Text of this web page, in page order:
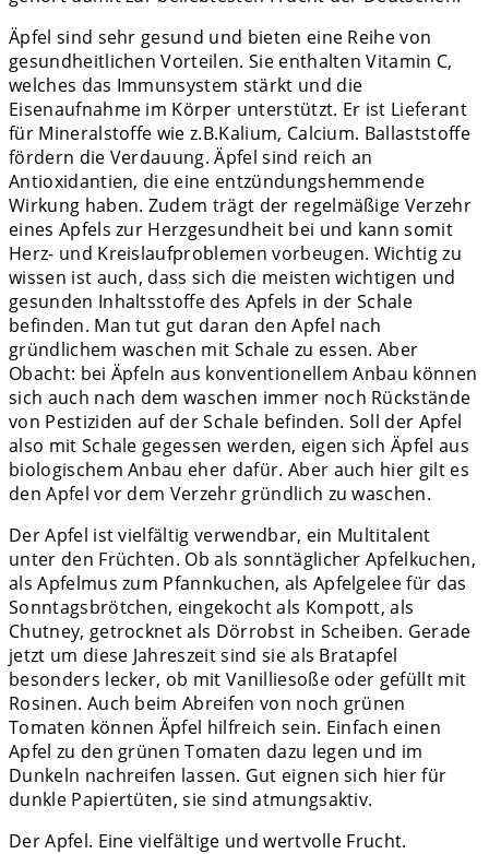
Äpfel sind sehr gesund und bieten eine Reihe von
gesundheitlichen Vorteilen. Sie enthalten Vitamin C,
welches das Immunsystem stärkt und die
Eisenaufnahme im Körper unterstützt. Er ist Lieferant
für Mineralstoffe wie z.B.Kalium, Calcium. Ballaststoffe
fördern die Verdauung. Äpfel sind reich an
Antioxidantien, die eine entzündungshemmende
Wirkung haben. Zudem trägt der regelmäßige Verzehr
eines Apfels zur Herzgesundheit bei und kann somit
Herz- und Kreislaufproblemen vorbeugen. Wichtig zu
wissen ist auch, dass sich die meisten wichtigen und
gesunden Inhaltsstoffe des Apfels in der Schale
befinden. Man tut gut daran den Apfel nach
gründlichem waschen mit Schale zu essen. Aber
Obacht: bei Äpfeln aus konventionellem Anbau können
sich auch nach dem waschen immer noch Rückstände
von Pestiziden auf der Schale befinden. Soll der Apfel
also mit Schale gegessen werden, eigen sich Äpfel aus
biologischem Anbau eher dafür. Aber auch hier gilt es
den Apfel vor dem Verzehr gründlich zu waschen.
Der Apfel ist vielfältig verwendbar, ein Multitalent
unter den Früchten. Ob als sonntäglicher Apfelkuchen,
als Apfelmus zum Pfannkuchen, als Apfelgelee für das
Sonntagsbrötchen, eingekocht als Kompott, als
Chutney, getrocknet als Dörrobst in Scheiben. Gerade
jetzt um diese Jahreszeit sind sie als Bratapfel
besonders lecker, ob mit Vanilliesoße oder gefüllt mit
Rosinen. Auch beim Abreifen von noch grünen
Tomaten können Äpfel hilfreich sein. Einfach einen
Apfel zu den grünen Tomaten dazu legen und im
Dunkeln nachreifen lassen. Gut eignen sich hier für
dunkle Papiertüten, sie sind atmungsaktiv.
Der Apfel. Eine vielfältige und wertvolle Frucht.